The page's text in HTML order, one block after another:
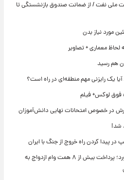
نفت / از ضمانت صندوق بازنشستگی تا
مورد نیاز بدن
معماری + تصاویر
هم رسید
یک رایزنی مهم منطقه‌ای در راه است؟
فوق لوکس+ فیلم
در خصوص امتحانات نهایی دانش‌آموزان
شد!
در پیدا کردن راه خروج از جنگ با ایران
در چهار ماه نخست ۱۴۰۵ رقم خورد؛ پرداخت بیش از ۸ همت وام ازدواج به